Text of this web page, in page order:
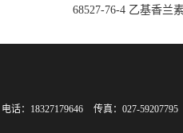
68527-76-4 乙基香
电话：18327179646 传真：027-59207795